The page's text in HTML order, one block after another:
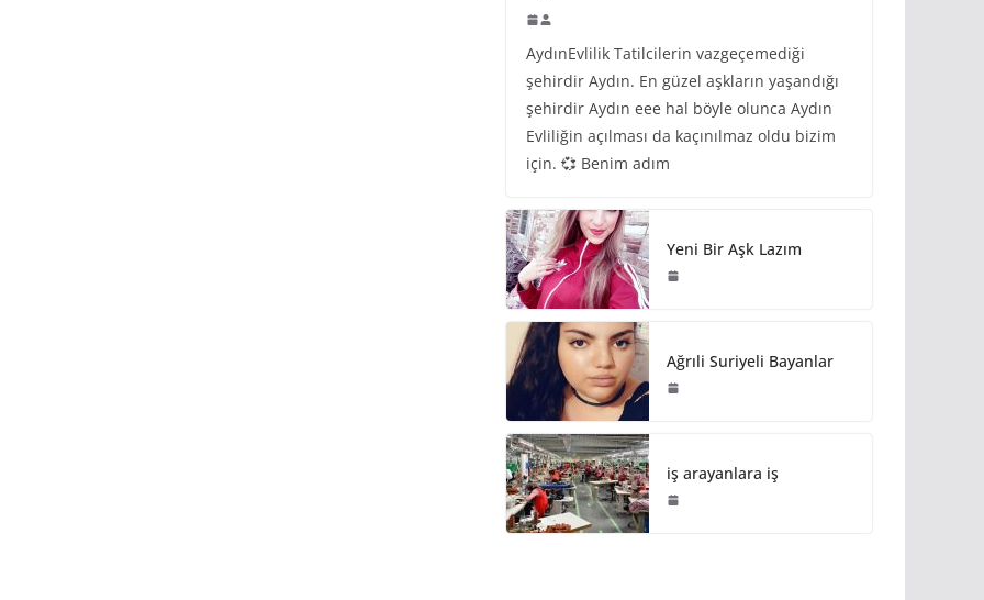
AydınEvlilik Tatilcilerin vazgeçemediği
şehirdir Aydın. En güzel aşkların yaşandığı
şehirdir Aydın eee hal böyle olunca Aydın
Evliliğin açılması da kaçınılmaz oldu bizim
için. 💞 Benim adım
Yeni Bir Aşk Lazım
Ağrıli Suriyeli Bayanlar
iş arayanlara iş